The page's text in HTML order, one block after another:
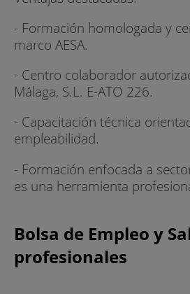
- Formación homologada y
marco AESA.
- Centro colaborador
Málaga, S.L. E-ATO 226.
- Capacitación técnica
empleabilidad.
- Formación enfocada a
es una herramienta
Bolsa de Empleo y
profesionales